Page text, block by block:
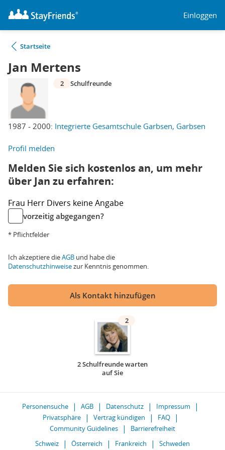
Einloggen
Startseite
Jan Mertens
1987 - 2000: Integrierte Gesamtschule Garbsen, Garbsen
2 Schulfreunde
Profil melden
Melden Sie sich kostenlos an, um mehr
über Jan zu erfahren:
Frau Herr Divers keine Angabe
vorzeitig abgegangen?
* Pflichtfelder
Ich akzeptiere dieAGB und habe die
Datenschutzhinweisezur Kenntnis genommen.
Als Kontakt hinzufügen
2
2 Schulfreunde warten
auf Sie
Personensuche AGB Datenschutz
Impressum
Privatsphäre
Vertrag kündigen
FAQ
Community Guidelines
Barrierefreiheit
Schweiz
Österreich Frankreich Schweden